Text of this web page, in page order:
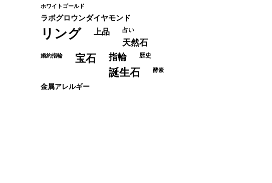
ホワイトゴールド
ラボグロウンダイヤモンド
リング 上品 占い
天然石
婚約指輪 宝石 指輪 歴史
誕生石 酵素
金属アレルギー